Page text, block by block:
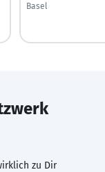
Basel
zu Dir